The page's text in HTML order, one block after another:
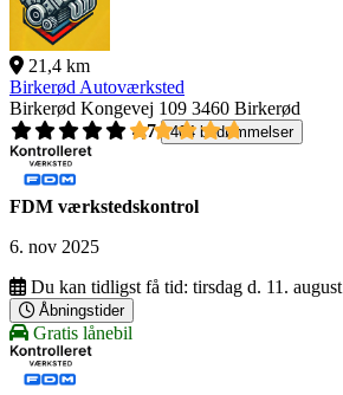
21,4 km
Birkerød Autoværksted
Birkerød Kongevej 109 3460 Birkerød
4,7
404 bedømmelser
FDM værkstedskontrol
6. nov 2025
Du kan tidligst få tid: tirsdag d. 11. august
Åbningstider
Gratis lånebil